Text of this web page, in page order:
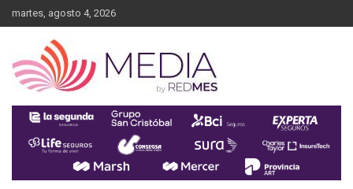
to
martes, agosto 4, 2026